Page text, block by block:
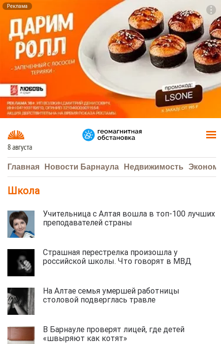
Реклама
8 августа
Главная Новости Барнаула Недвижимость
Школа
Учительница с Алтая вошла в топ-100 лучших
преподавателей страны
Страшная перестрелка произошла у
российской школы. Что говорят в МВД
На Алтае семья умершей работницы
столовой подверглась травле
В Барнауле проверят лицей, где детей
«швыряют как котят»